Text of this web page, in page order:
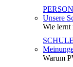
Unsere
Wie lernt
SCHULE
Warum